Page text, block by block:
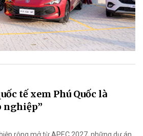
tế xem Phú Quốc là
nghiệp”